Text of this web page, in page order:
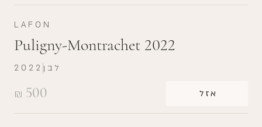
LAFON
Puligny-Montrachet 2022
₪ 500 אזל
2022 לבן